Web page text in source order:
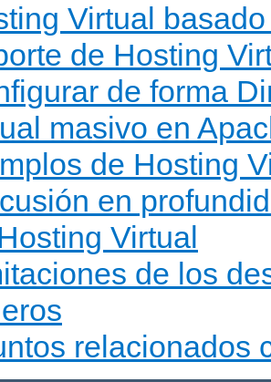
Virtual
de Hosting
de forma
masivo en
de Hosting
en
Virtual
de los
relacionados